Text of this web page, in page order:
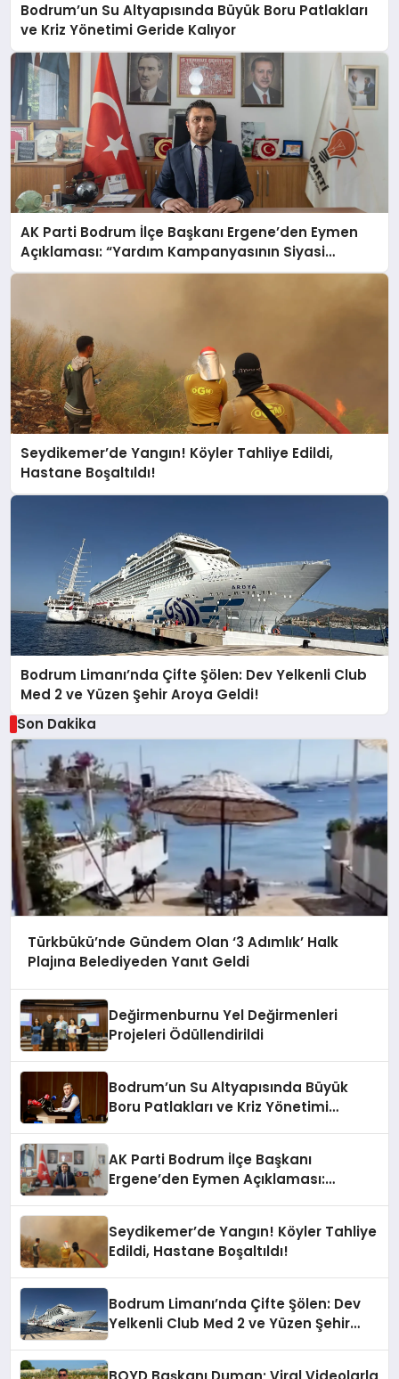
Bodrum’un Su Altyapısında Büyük Boru Patlakları
ve Kriz Yönetimi Geride Kalıyor
AK Parti Bodrum İlçe Başkanı Ergene’den Eymen
Açıklaması: “Yardım Kampanyasının Siyasi
Malzeme Yapılmasını Kınıyorum”
Seydikemer’de Yangın! Köyler Tahliye Edildi,
Hastane Boşaltıldı!
Bodrum Limanı’nda Çifte Şölen: Dev Yelkenli Club
Med 2 ve Yüzen Şehir Aroya Geldi!
Son Dakika
Türkbükü’nde Gündem Olan ‘3 Adımlık’ Halk
Plajına Belediyeden Yanıt Geldi
Değirmenburnu Yel Değirmenleri
Projeleri Ödüllendirildi
Bodrum’un Su Altyapısında Büyük
Boru Patlakları ve Kriz Yönetimi
AK Parti Bodrum İlçe Başkanı
Ergene’den Eymen Açıklaması:
Seydikemer’de Yangın! Köyler Tahliye
Edildi, Hastane Boşaltıldı!
Bodrum Limanı’nda Çifte Şölen: Dev
Yelkenli Club Med 2 ve Yüzen Şehir